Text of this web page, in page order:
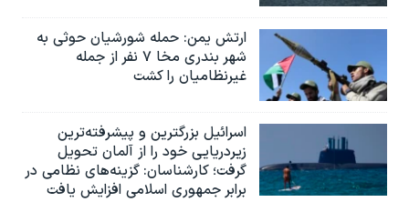
ارتش یمن: حمله شورشیان حوثی به
شهر بندری مخا ۷ نفر از جمله
غیرنظامیان را کشت
اسرائيل بزرگترین و پیشرفته‌ترین
زیردریایی خود را از آلمان تحویل
گرفت؛ کارشناسان: گزینه‌های نظامی در
برابر جمهوری اسلامی افزایش یافت